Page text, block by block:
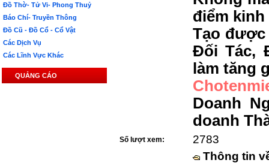
Đồ Thờ- Tử Vi- Phong Thuỷ
Báo Chí- Truyền Thông
Đồ Cũ - Đồ Cổ - Cổ Vật
Các Dịch Vụ
Các Lĩnh Vực Khác
QUẢNG CÁO
điểm kinh
Tạo được
Đối Tác,
làm tăng
Doanh
doanh
Số lượt xem:
2783
Thông tin